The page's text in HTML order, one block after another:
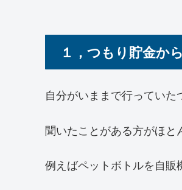
１，つもり貯金か
自分がいままで行っていた
聞いたことがある方がほと
例えばペットボトルを自販